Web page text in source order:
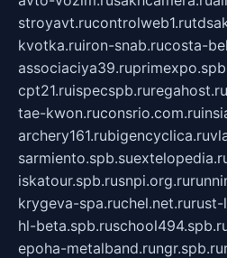
stroyavt.rucontrolweb1.ru
kvotka.ruiron-snab.rucosta-
associaciya39.ru
cpt21.ruispecspb.ruregahost.ru
tae-kwon.ruconsrio.com.ru
archery161.rubigencyclica.ru
sarmiento.spb.su
iskatour.spb.rusnpi.org.ru
krygeva-spa.ruchel.net.rurust-
hl-beta.spb.ru
epoha-metalband.rungr.spb.ru